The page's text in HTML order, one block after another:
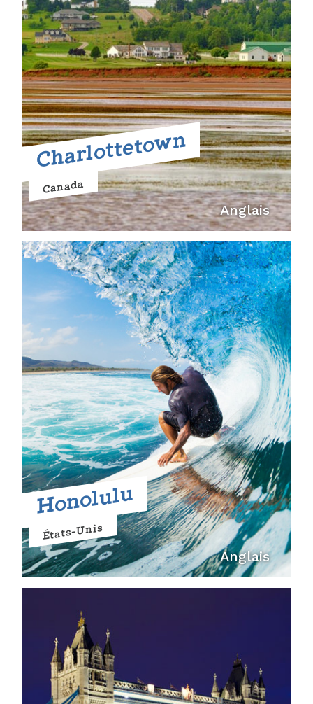
Charlottetown
Canada
Anglais
Honolulu
États-Unis
Anglais